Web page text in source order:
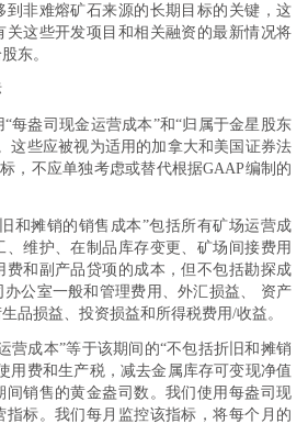
到非难熔矿石来源的长期目标的关键，这
关这些开发项目和相关融资的最新情况将
东。
每盎司现金运营成本”和“归属于金星股东
这些应被视为适用的加拿大和美国证券法
，不应单独考虑或替代根据GAAP编制的
和摊销的销售成本”包括所有矿场运营成
维护、在制品库存变更、矿场间接费用
费和副产品贷项的成本，但不包括勘探成
公室一般和管理费用、外汇损益、 资产
品损益、投资损益和所得税费用/收益。
营成本”等于该期间的“不包括折旧和摊销
用费和生产税，减去金属库存可变现净值
间销售的黄金盎司数。我们使用每盎司现
指标。我们每月监控该指标，将每个月的